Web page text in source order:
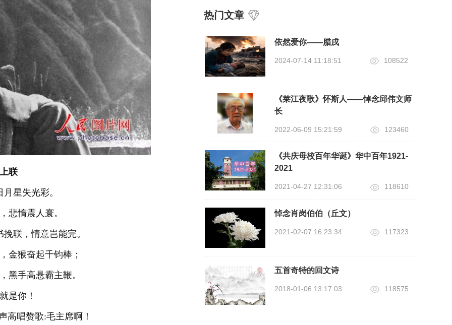
上联
星失光彩。
悲惰震人寰。
联，情意岂能完。
金猴奋起千钧棒；
黑手高悬霸主鞭。
是你！
高唱赞歌:毛主席啊！
热门文章
依然爱你——腊戌
2024-07-14 11:18:51 108522
《莱江夜歌》怀斯人——悼念邱伟文师
长
2022-06-09 15:21:59 123460
《共庆母校百年华诞》华中百年1921-
2021
2021-04-27 12:31:06 118610
悼念肖岗伯伯（丘文）
2021-02-07 16:23:34 117323
五首奇特的回文诗
2018-01-06 13:17:03 118575